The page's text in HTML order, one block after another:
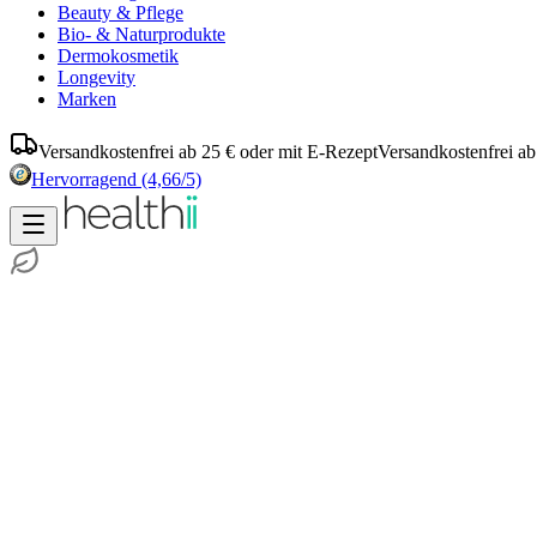
Beauty & Pflege
Bio- & Naturprodukte
Dermokosmetik
Longevity
Marken
Versandkostenfrei ab 25 € oder mit E-RezeptVersandkostenfrei
Hervorragend (4,66/5)